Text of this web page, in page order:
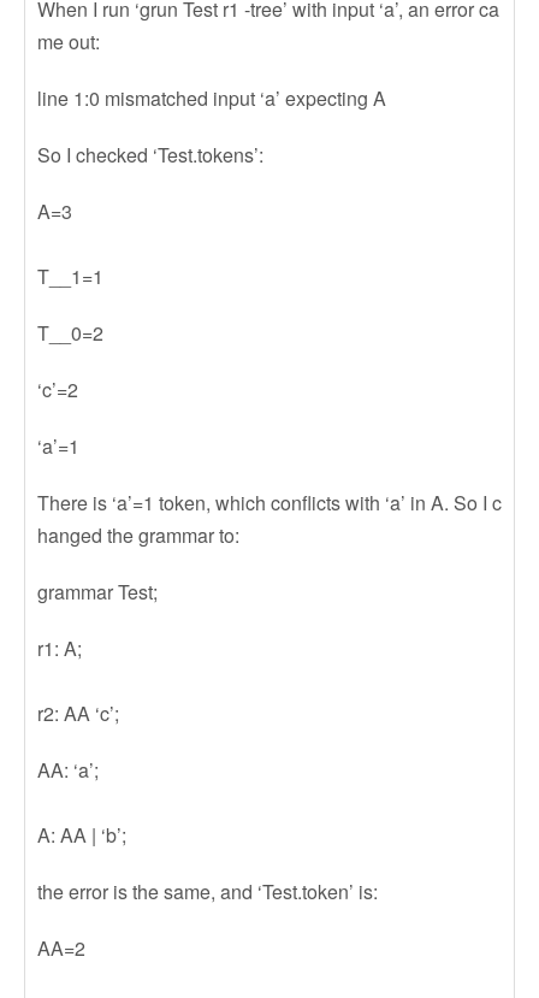
When I run ‘grun Test r1 -tree’ with input ‘a’, an error ca
me out:
line 1:0 mismatched input ‘a’ expecting A
So I checked ‘Test.tokens’:
A=3
T__1=1
T__0=2
‘c’=2
‘a’=1
There is ‘a’=1 token, which conflicts with ‘a’ in A. So I c
hanged the grammar to:
grammar Test;
r1: A;
r2: AA ‘c’;
AA: ‘a’;
A: AA | ‘b’;
the error is the same, and ‘Test.token’ is:
AA=2